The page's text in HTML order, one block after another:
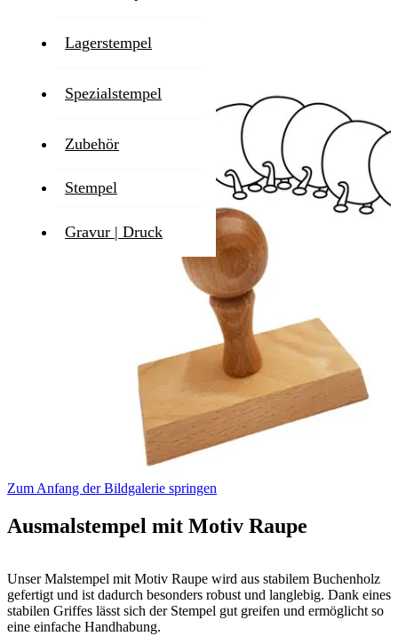
Lagerstempel
Spezialstempel
Zubehör
Stempel
Gravur | Druck
Zum Ende der Bildgalerie springen
Zum Anfang der Bildgalerie springen
Ausmalstempel mit Motiv Raupe
Unser Malstempel mit Motiv Raupe wird aus stabilem Buchenholz
gefertigt und ist dadurch besonders robust und langlebig. Dank eines
stabilen Griffes lässt sich der Stempel gut greifen und ermöglicht so
eine einfache Handhabung.